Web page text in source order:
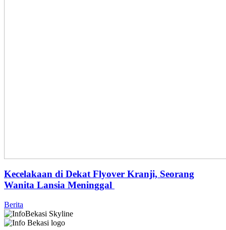
Kecelakaan di Dekat Flyover Kranji, Seorang
Wanita Lansia Meninggal
Berita